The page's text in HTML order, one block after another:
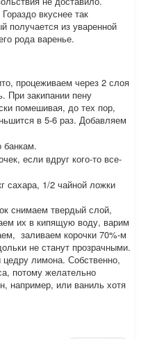
вкуснее так
получается из уваренной
рода варенье.
процеживаем через 2 слоя
При закипании пену
помешивая, до тех пор,
в 5-6 раз. Добавляем
банкам.
если вдруг кого-то все-
сахара, 1/2 чайной ложки
снимаем твердый слой,
их в кипящую воду, варим
заливаем корочки 70%-м
не станут прозрачными.
лимона. Собственно,
потому желательно
например, или ваниль хотя